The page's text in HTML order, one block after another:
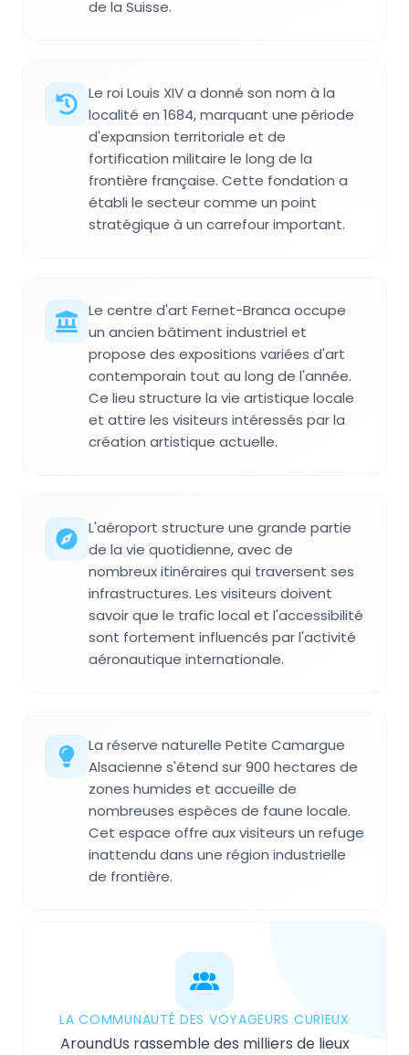
de la Suisse.
Le roi Louis XIV a donné son nom à la
localité en 1684, marquant une période
d'expansion territoriale et de
fortification militaire le long de la
frontière française. Cette fondation a
établi le secteur comme un point
stratégique à un carrefour important.
Le centre d'art Fernet-Branca occupe
un ancien bâtiment industriel et
propose des expositions variées d'art
contemporain tout au long de l'année.
Ce lieu structure la vie artistique locale
et attire les visiteurs intéressés par la
création artistique actuelle.
L'aéroport structure une grande partie
de la vie quotidienne, avec de
nombreux itinéraires qui traversent ses
infrastructures. Les visiteurs doivent
savoir que le trafic local et l'accessibilité
sont fortement influencés par l'activité
aéronautique internationale.
La réserve naturelle Petite Camargue
Alsacienne s'étend sur 900 hectares de
zones humides et accueille de
nombreuses espèces de faune locale.
Cet espace offre aux visiteurs un refuge
inattendu dans une région industrielle
de frontière.
LA COMMUNAUTÉ DES VOYAGEURS CURIEUX
AroundUs rassemble des milliers de lieux